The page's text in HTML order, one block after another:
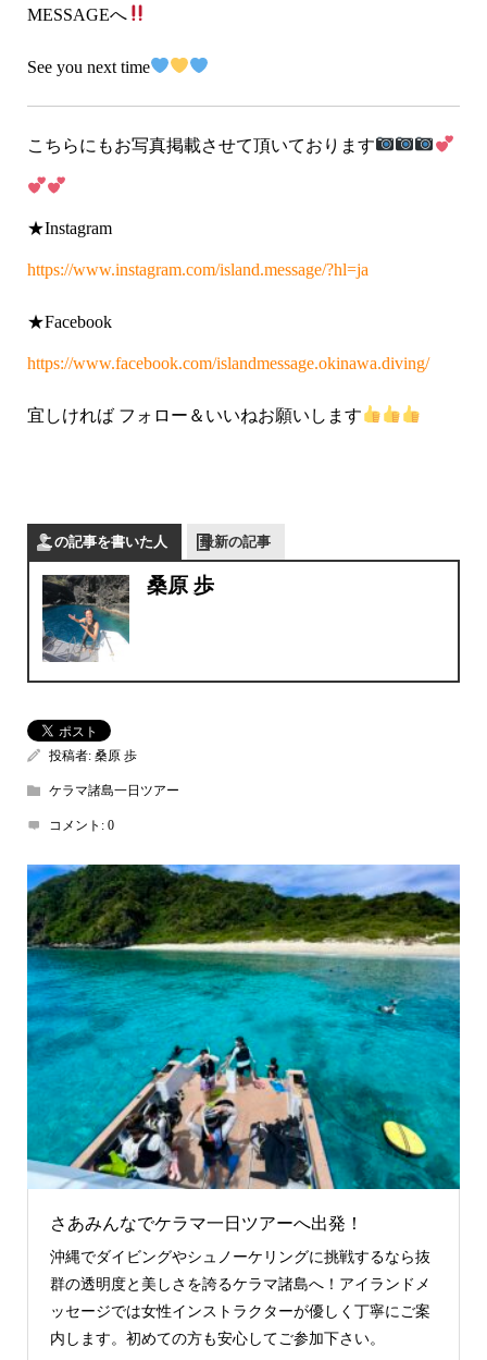
MESSAGEへ
See you next time
こちらにもお写真掲載させて頂いております
★Instagram
https://www.instagram.com/island.message/?hl=ja
★Facebook
https://www.facebook.com/islandmessage.okinawa.diving/
宜しければ フォロー＆いいねお願いします
この記事を書いた人 最新の記事
桑原 歩
投稿者: 桑原 歩
ケラマ諸島一日ツアー
コメント: 0
さあみんなでケラマ一日ツアーへ出発！
沖縄でダイビングやシュノーケリングに挑戦するなら抜
群の透明度と美しさを誇るケラマ諸島へ！アイランドメ
ッセージでは女性インストラクターが優しく丁寧にご案
内します。初めての方も安心してご参加下さい。